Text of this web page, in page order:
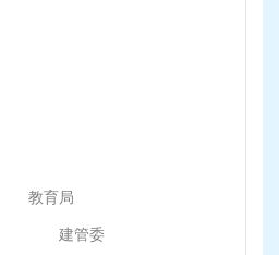
教育局
建管委